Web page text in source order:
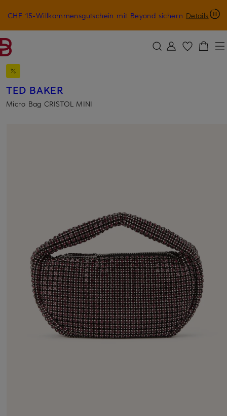
ZUM HAUPTINHALT ÜBERSPRINGEN ZUM SUCHFELD ÜBERSPRINGEN
CHF 15-Willkommensgutschein mit Beyond sichern Details
TED BAKER
Micro Bag CRISTOL MINI